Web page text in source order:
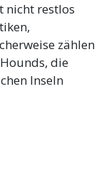
nicht restlos
zählen
die
Inseln